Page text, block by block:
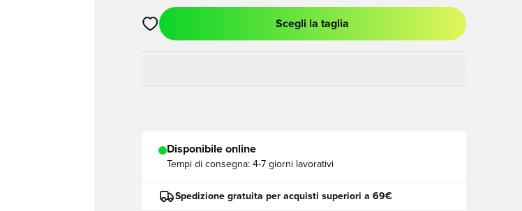
Apre una finestra modale per accedere o registrarsi come membro
Scegli la taglia
Disponibile online
Tempi di consegna: 4-7 giorni lavorativi
Spedizione gratuita per acquisti superiori a 69€